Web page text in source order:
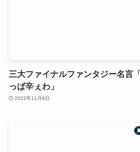
三大ファイナルファンタジー名言
っぱ辛ぇわ」
2022年11月6日